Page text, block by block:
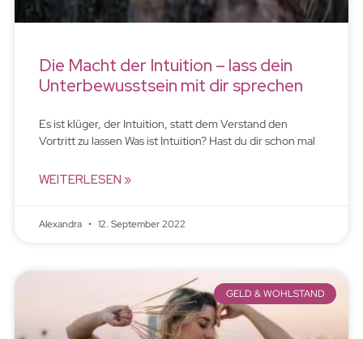
Die Macht der Intuition – lass dein
Unterbewusstsein mit dir sprechen
Es ist klüger, der Intuition, statt dem Verstand den
Vortritt zu lassen Was ist Intuition? Hast du dir schon mal
WEITERLESEN »
Alexandra 12. September 2022
GELD & WOHLSTAND